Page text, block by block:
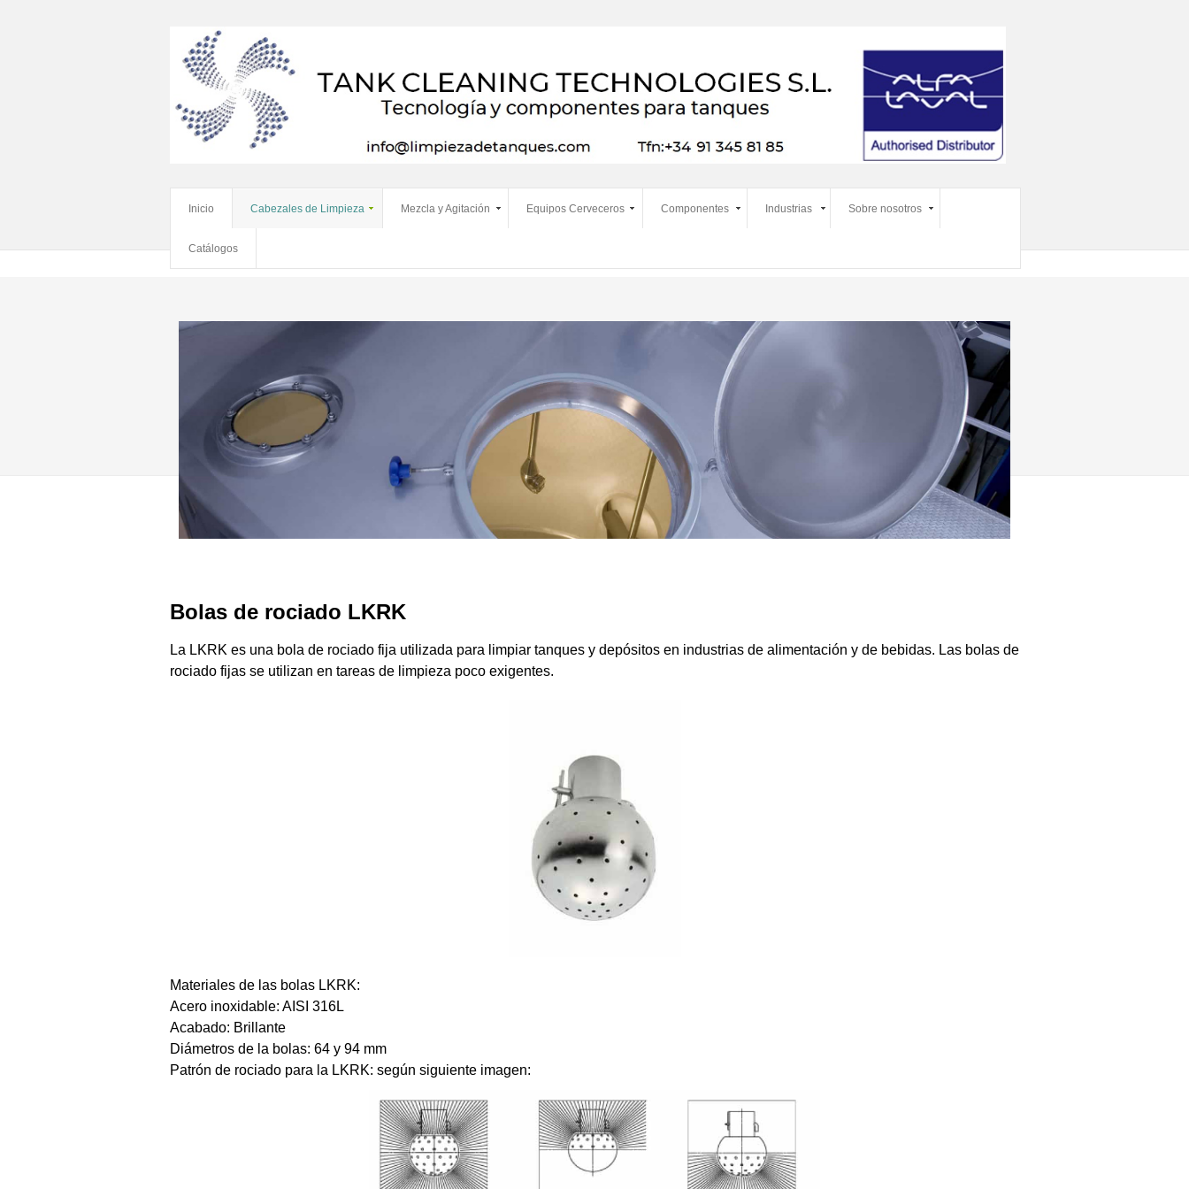
Inicio Cabezales de Limpieza Mezcla y Agitación Equipos Cerveceros Componentes Industrias Sobre nosotros
Catálogos
Bolas de rociado LKRK
La LKRK es una bola de rociado fija utilizada para limpiar tanques y depósitos en industrias de alimentación y de bebidas. Las bolas de
rociado fijas se utilizan en tareas de limpieza poco exigentes.
Materiales de las bolas LKRK:
Acero inoxidable: AISI 316L
Acabado: Brillante
Diámetros de la bolas: 64 y 94 mm
Patrón de rociado para la LKRK: según siguiente imagen: